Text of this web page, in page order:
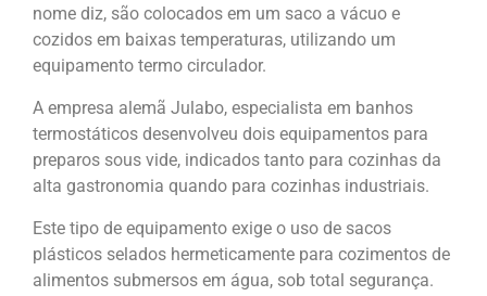
nome diz, são colocados em um saco a vácuo e
cozidos em baixas temperaturas, utilizando um
equipamento termo circulador.
A empresa alemã Julabo, especialista em banhos
termostáticos desenvolveu dois equipamentos para
preparos sous vide, indicados tanto para cozinhas da
alta gastronomia quando para cozinhas industriais.
Este tipo de equipamento exige o uso de sacos
plásticos selados hermeticamente para cozimentos de
alimentos submersos em água, sob total segurança.